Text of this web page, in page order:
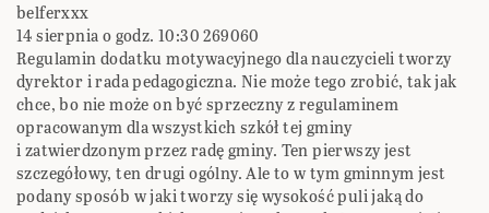
belferxxx
14 sierpnia o godz. 10:30 269060
Regulamin dodatku motywacyjnego dla nauczycieli tworzy
dyrektor i rada pedagogiczna. Nie może tego zrobić, tak jak
chce, bo nie może on być sprzeczny z regulaminem
opracowanym dla wszystkich szkół tej gminy
i zatwierdzonym przez radę gminy. Ten pierwszy jest
szczegółowy, ten drugi ogólny. Ale to w tym gminnym jest
podany sposób w jaki tworzy się wysokość puli jaką do